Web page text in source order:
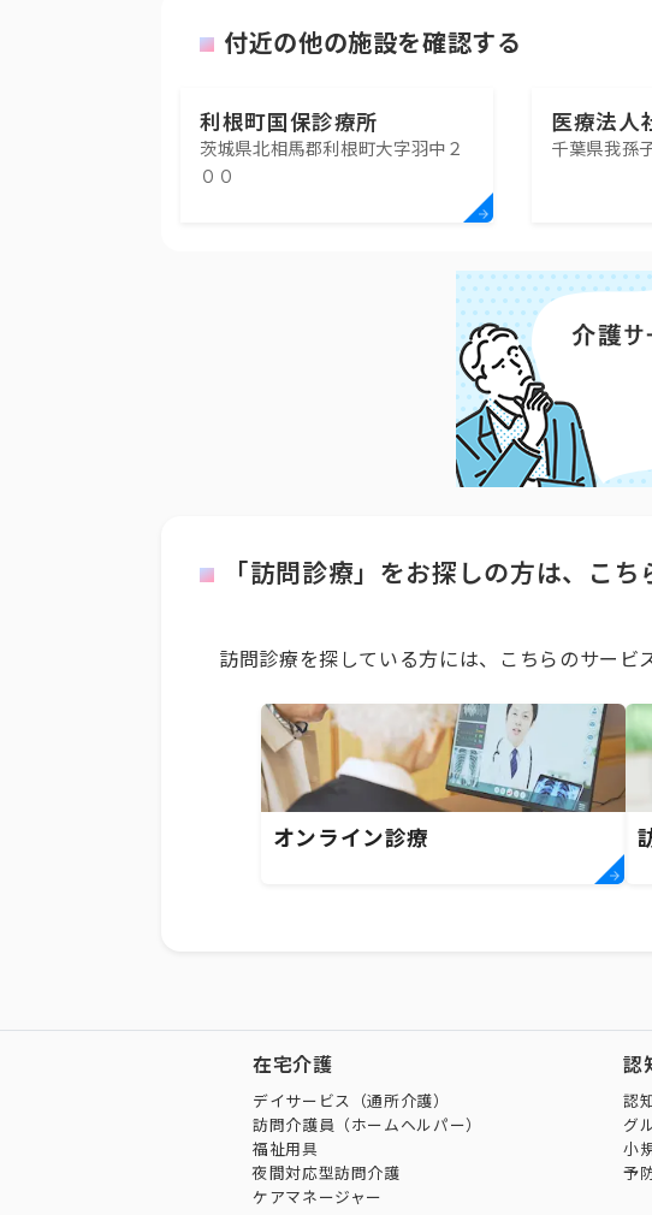
付近の他の施設を確認する
利根町国保診療所
茨城県北相馬郡利根町大字羽中２
００
医療法
和台病院
千葉県我孫
「訪問診療」をお探しの方は、こ
訪問診療を探している方には、こちらのサービ
オンライン診療
在宅介護
デイサービス（通所介護）
訪問介護員（ホームヘルパー）
福祉用具
夜間対応型訪問介護
ケアマネージャー
認
認
グ
小
予